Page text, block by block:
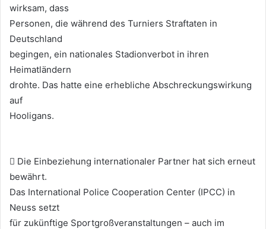
wirksam, dass
Personen, die während des Turniers Straftaten in
Deutschland
begingen, ein nationales Stadionverbot in ihren
Heimatländern
drohte. Das hatte eine erhebliche Abschreckungswirkung
auf
Hooligans.
 Die Einbeziehung internationaler Partner hat sich erneut
bewährt.
Das International Police Cooperation Center (IPCC) in
Neuss setzt
für zukünftige Sportgroßveranstaltungen – auch im